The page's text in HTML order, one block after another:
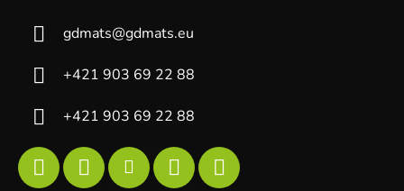
gdmats@gdmats.eu
+421 903 69 22 88
+421 903 69 22 88